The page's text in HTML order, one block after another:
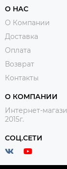
О НАС
О Компании
Доставка
Оплата
Возврат
Контакты
О КОМПАНИИ
Интернет-
2015г.
СОЦ.СЕТИ